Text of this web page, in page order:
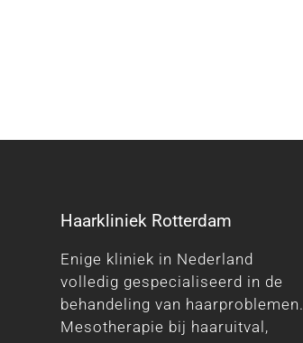
Haarkliniek Rotterdam
Enige kliniek in Nederland
volledig gespecialiseerd in de
behandeling van haarproblemen.
Mesotherapie bij haaruitval,